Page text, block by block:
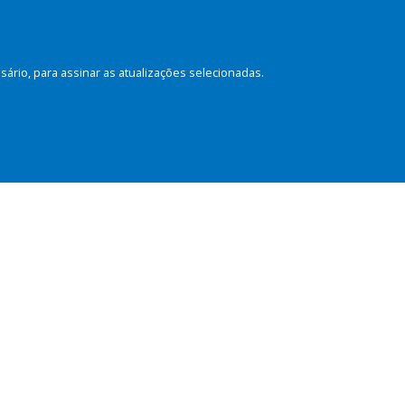
para assinar as atualizações selecionadas.